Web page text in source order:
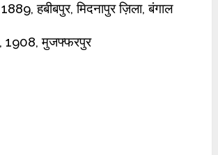
हबीबपुर, मिदनापुर ज़िला, बंगाल
1908, मुजफ्फरपुर